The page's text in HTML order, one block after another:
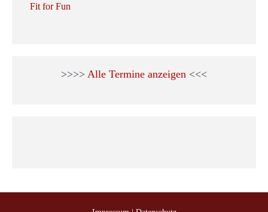
Fit for Fun
>>>> Alle Termine anzeigen <<<